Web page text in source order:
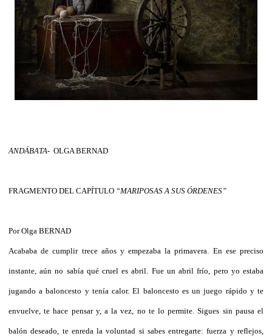
ANDÁBATA- OLGA BERNAD
FRAGMENTO DEL CAPÍTULO “MARIPOSAS A SUS ÓRDENES”
Por Olga BERNAD
Acababa de cumplir trece años y empezaba la primavera. En ese preciso
instante, aún no sabía qué cruel es abril. Fue un abril frío, pero yo estaba
jugando a baloncesto y tenía calor. El baloncesto es un juego rápido y te
envuelve, te hace pensar y, a la vez, no te lo permite. Sigues sin pausa el
balón deseado, te enreda la voluntad si sabes entregarte: fuerza y reflejos,